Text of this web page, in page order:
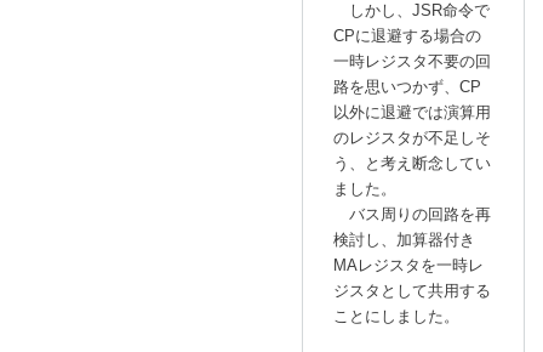
しかし、JSR命令で
CPに退避する場合の
一時レジスタ不要の回
路を思いつかず、CP
以外に退避では演算用
のレジスタが不足しそ
う、と考え断念してい
ました。
バス周りの回路を再
検討し、加算器付き
MAレジスタを一時レ
ジスタとして共用する
ことにしました。